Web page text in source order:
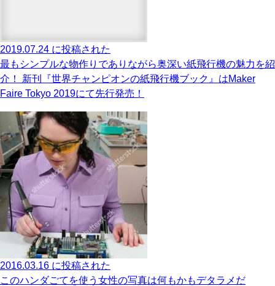
2019.07.24 に投稿された
最もシンプルな物作りでありながら奥深い紙飛行機の魅力を紹
介！ 新刊『世界チャンピオンの紙飛行機ブック』はMaker
Faire Tokyo 2019にて先行発売！
2016.03.16 に投稿された
このハンダごてを使う女性の写真は何もかもデタラメだ